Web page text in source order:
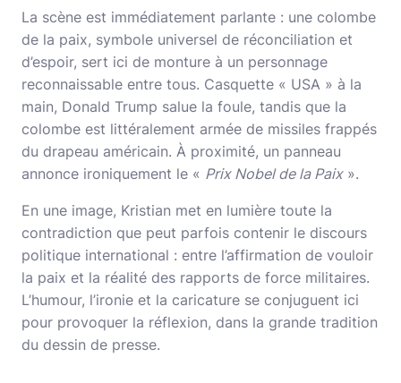
La scène est immédiatement parlante : une colombe
de la paix, symbole universel de réconciliation et
d’espoir, sert ici de monture à un personnage
reconnaissable entre tous. Casquette « USA » à la
main, Donald Trump salue la foule, tandis que la
colombe est littéralement armée de missiles frappés
du drapeau américain. À proximité, un panneau
annonce ironiquement le « Prix Nobel de la Paix».
En une image, Kristian met en lumière toute la
contradiction que peut parfois contenir le discours
politique international : entre l’affirmation de vouloir
la paix et la réalité des rapports de force militaires.
L’humour, l’ironie et la caricature se conjuguent ici
pour provoquer la réflexion, dans la grande tradition
du dessin de presse.